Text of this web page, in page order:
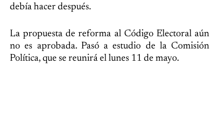
debía hacer después.
La propuesta de reforma al Código Electoral aún
no es aprobada. Pasó a estudio de la Comisión
Política, que se reunirá el lunes 11 de mayo.